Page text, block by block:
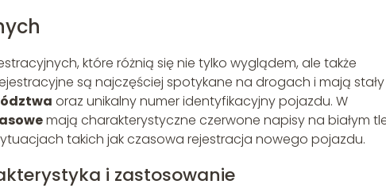
które różnią się nie tylko wyglądem, ale także
są najczęściej spotykane na drogach i mają stały
oraz unikalny numer identyfikacyjny pojazdu. W
mają charakterystyczne czerwone napisy na białym
takich jak czasowa rejestracja nowego pojazdu.
i zastosowanie